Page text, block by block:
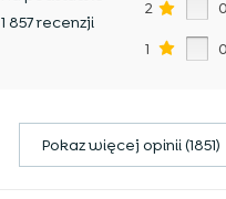
1 857 recenzji
2
1
Pokaz więcej opinii (1851)